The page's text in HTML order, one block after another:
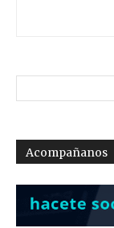
Acompañanos